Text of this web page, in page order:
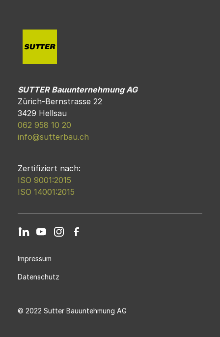
SUTTER Bauunternehmung AG
Zürich-Bernstrasse 22
3429 Hellsau
062 958 10 20
info@sutterbau.ch
Zertifiziert nach:
ISO 9001:2015
ISO 14001:2015
© 2022 Sutter Bauuntehmung AG
Impressum
Datenschutz